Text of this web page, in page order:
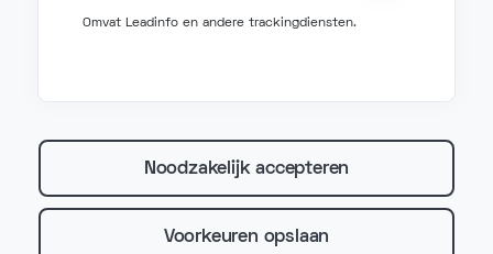
Omvat Leadinfo en andere trackingdiensten.
Noodzakelijk accepteren
Voorkeuren opslaan
BIPT: 3767
©2026 Fonzer. Alle rechten voorbehouden.
Algemene voorwaarden
Cookiebeleid